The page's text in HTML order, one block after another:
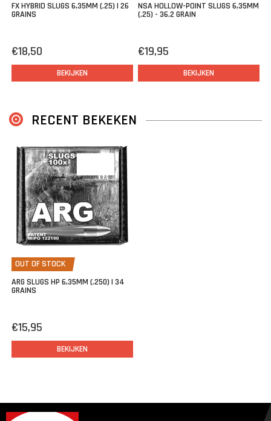
FX HYBRID SLUGS 6,35MM (.25) | 26
GRAINS
€18,50
BEKIJKEN
NSA HOLLOW-POINT SLUGS 6,35MM
(.25) - 36.2 GRAIN
€19,95
BEKIJKEN
RECENT BEKEKEN
OUT OF STOCK
ARG SLUGS HP 6,35MM (.250) | 34
GRAINS
€15,95
BEKIJKEN